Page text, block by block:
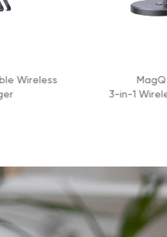
Qi2
Stand
USB-C to
with